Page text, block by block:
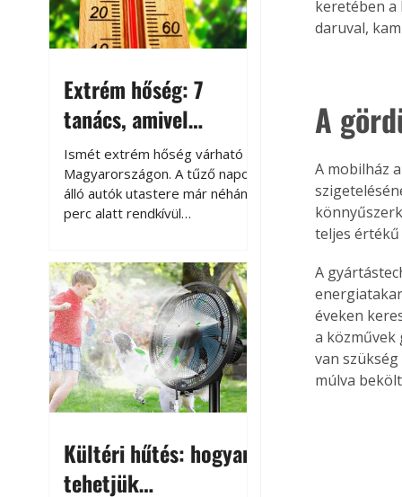
Extrém hőség: 7
tanács, amivel
megóvhatjuk
autónkat a nyári
károktól
Ismét extrém hőség várható
Magyarországon. A tűző napon
álló autók utastere már néhány
perc alatt rendkívül
megközelítheti. Ez nemcsak a
beszállást teszi kellemetlenné,
hanem az autó állapotára és a
benne hagyott tárgyakra is
káros hatással lehet. Néhány
egyszerű óvintézkedéssel
azonban jelentősen
csökkenthetjük a hőség káros
Kültéri hűtés: hogyan
tehetjük
keretében
daruval,
A
A mobilház
teljes
A
éveken
a közművek
van
múlva